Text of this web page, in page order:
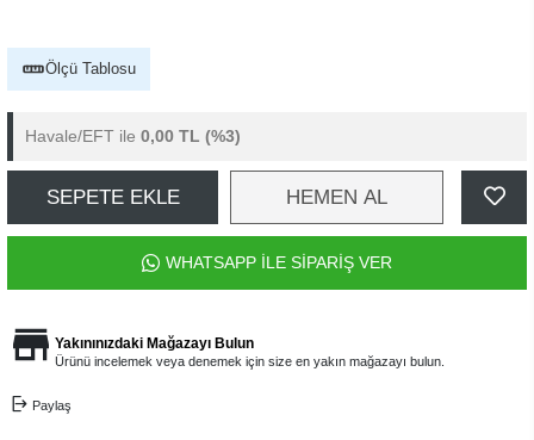
Ölçü Tablosu
Havale/EFT ile 0,00 TL (%3)
SEPETE EKLE HEMEN AL
WHATSAPP İLE SİPARİŞ VER
Yakınınızdaki Mağazayı Bulun
Ürünü incelemek veya denemek için size en yakın mağazayı bulun.
Paylaş